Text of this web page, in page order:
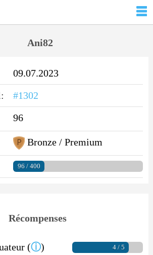
Ani82
09.07.2023
#1302
96
Bronze / Premium
96 / 400
Récompenses
(ⓘ) 4 / 5